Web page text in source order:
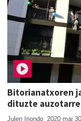
Bitorianatxoren
dituzte
Julen Iriondo 2020 mai 30